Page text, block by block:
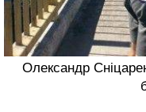
Олександр